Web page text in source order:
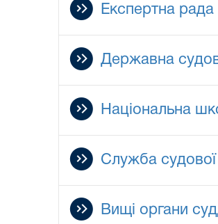
Експертна рада
Державна
Національна
Служба
Вищі органи